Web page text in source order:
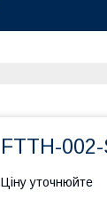
FTTH-
Ціну уточнюйте